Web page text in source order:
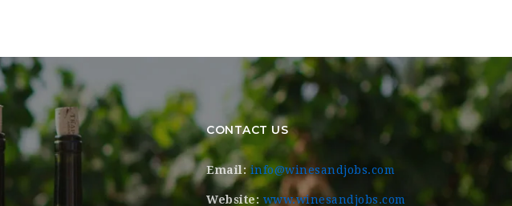
CONTACT US
Email: info@winesandjobs.com
Website: www.winesandjobs.com